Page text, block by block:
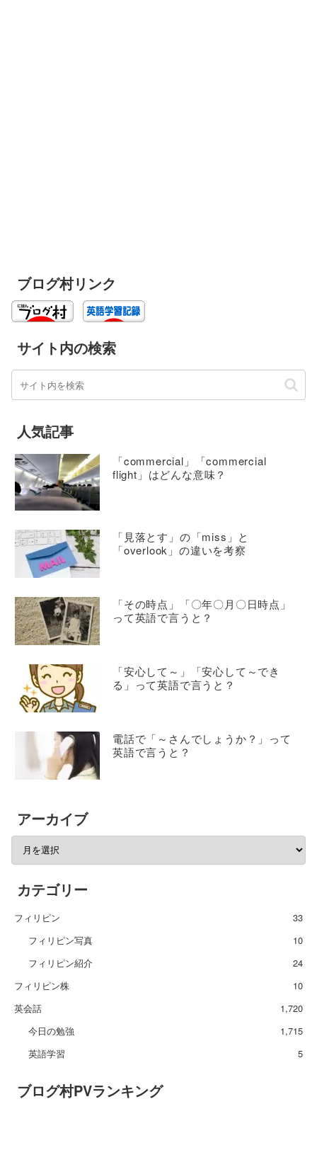
ブログ村リンク
サイト内の検索
人気記事
「commercial」「commercial
flight」はどんな意味？
「見落とす」の「miss」と
「overlook」の違いを考察
「その時点」「〇年〇月〇日時点」
って英語で言うと？
「安心して～」「安心して～でき
る」って英語で言うと？
電話で「～さんでしょうか？」って
英語で言うと？
アーカイブ
カテゴリー
フィリピン
33
フィリピン写真
10
フィリピン紹介
24
フィリピン株
10
英会話
1,720
今日の勉強
1,715
英語学習
5
ブログ村PVランキング